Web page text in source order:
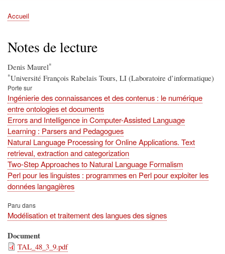
Accueil
Association
Bourses
Adhésion
Revue TAL
Liste LN
Conférence TALN
Conférences
Prix de thèse
Prix TALN-RECITAL
Annuaires
Journées
Offres d'emploi
Fil
Accueil
Notes de lecture
Denis Maurel*
*Université François Rabelais Tours, LI (Laboratoire d’informatique)
Porte sur
Ingénierie des connaissances et des contenus : le numérique
entre ontologies et documents
Errors and Intelligence in Computer-Assisted Language
Learning : Parsers and Pedagogues
Natural Language Processing for Online Applications. Text
retrieval, extraction and categorization
Two-Step Approaches to Natural Language Formalism
Perl pour les linguistes : programmes en Perl pour exploiter les
données langagières
Paru dans
Modélisation et traitement des langues des signes
Document
TAL_48_3_9.pdf